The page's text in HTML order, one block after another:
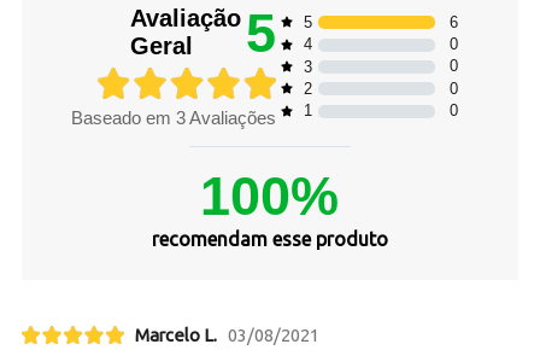
Avaliação
Geral
5
Baseado em 3Avaliações
5
6
4
0
3
0
2
0
1
0
100%
recomendam esse produto
Marcelo L. 03/08/2021